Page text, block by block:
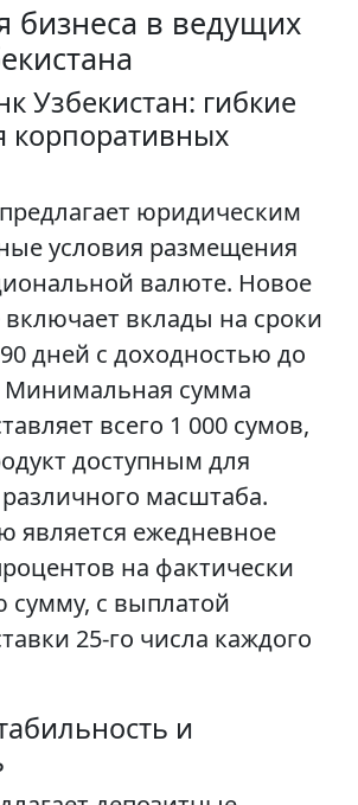
бизнеса в ведущих
Узбекистан: гибкие
корпоративных
предлагает юридическим
условия размещения
валюте. Новое
вклады на сроки
дней с доходностью до
Минимальная сумма
всего 1 000 сумов,
доступным для
масштаба.
является ежедневное
на фактически
с выплатой
25-го числа каждого
и